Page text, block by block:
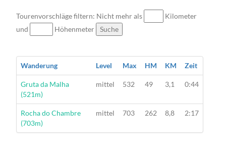
Tourenvorschläge filtern: Nicht mehr als
Kilometer
und
Höhenmeter Suche
Wanderung Level Max HM KM Zeit
Wanderung
Gruta da Malha
(521m)
mittel 532 49 3,1 0:44
Wanderung
Rocha do Chambre
(703m)
mittel 703 262 8,8 2:17